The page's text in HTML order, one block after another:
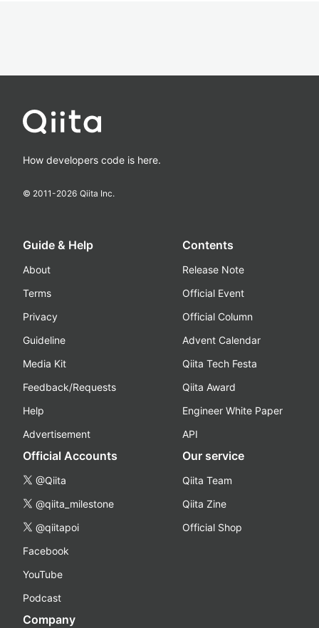
How developers code is here.
© 2011-2026 Qiita Inc.
Guide & Help
About
Terms
Privacy
Guideline
Media Kit
Feedback/Requests
Help
Advertisement
Contents
Release Note
Official Event
Official Column
Advent Calendar
Qiita Tech Festa
Qiita Award
Engineer White Paper
API
Official Accounts
@Qiita
@qiita_milestone
@qiitapoi
Facebook
YouTube
Podcast
Our service
Qiita Team
Qiita Zine
Official Shop
Company